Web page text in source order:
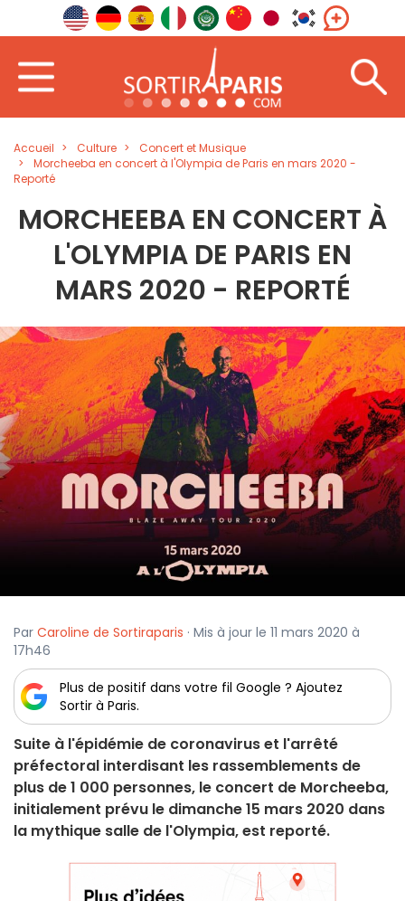
Accueil Culture
Concert et Musique
Morcheeba en concert à l'Olympia de Paris en mars 2020 -
Reporté
MORCHEEBA EN CONCERT À
L'OLYMPIA DE PARIS EN
MARS 2020 - REPORTÉ
Par Caroline de Sortiraparis · Mis à jour le 11 mars 2020 à
17h46
Plus de positif dans votre fil Google ? Ajoutez
Sortir à Paris.
Suite à l'épidémie de coronavirus et l'arrêté
préfectoral interdisant les rassemblements de
plus de 1 000 personnes, le concert de Morcheeba,
initialement prévu le dimanche 15 mars 2020 dans
la mythique salle de l'Olympia, est reporté.